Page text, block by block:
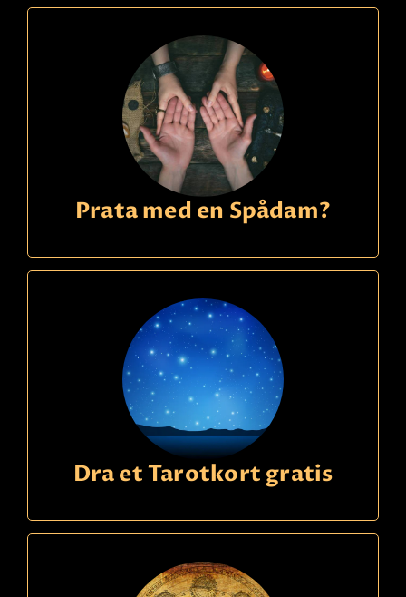
Prata med en Spådam?
Dra et Tarotkort gratis